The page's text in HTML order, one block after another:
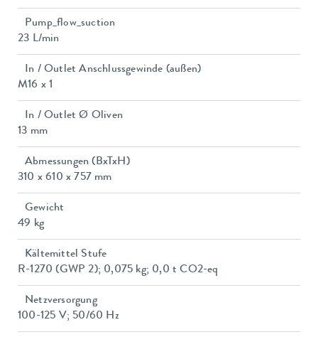
Pump_flow_suction
23 L/min
In / Outlet Anschlussgewinde (außen)
M16 x 1
In / Outlet Ø Oliven
13 mm
Abmessungen (BxTxH)
310 x 610 x 757 mm
Gewicht
49 kg
Kältemittel Stufe
R-1270 (GWP 2); 0,075 kg; 0,0 t CO2-eq
Netzversorgung
100-125 V; 50/60 Hz